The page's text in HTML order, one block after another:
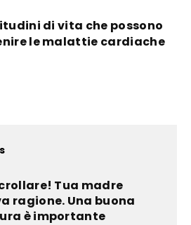
di vita che possono
le malattie cardiache
Tua madre
ragione. Una buona
è importante